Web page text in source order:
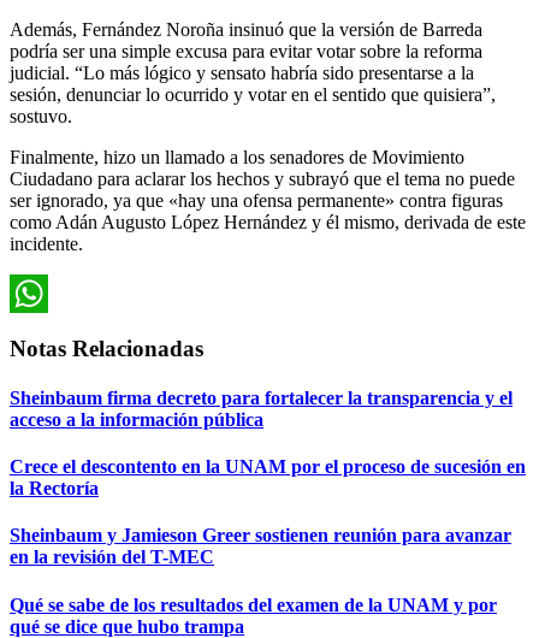
Además, Fernández Noroña insinuó que la versión de Barreda
podría ser una simple excusa para evitar votar sobre la reforma
judicial. “Lo más lógico y sensato habría sido presentarse a la
sesión, denunciar lo ocurrido y votar en el sentido que quisiera”,
sostuvo.
Finalmente, hizo un llamado a los senadores de Movimiento
Ciudadano para aclarar los hechos y subrayó que el tema no puede
ser ignorado, ya que «hay una ofensa permanente» contra figuras
como Adán Augusto López Hernández y él mismo, derivada de este
incidente.
Notas Relacionadas
Sheinbaum firma decreto para fortalecer la transparencia y el
acceso a la información pública
Crece el descontento en la UNAM por el proceso de sucesión en
la Rectoría
Sheinbaum y Jamieson Greer sostienen reunión para avanzar
en la revisión del T-MEC
Qué se sabe de los resultados del examen de la UNAM y por
qué se dice que hubo trampa